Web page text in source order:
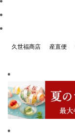
久世福商店 産直便